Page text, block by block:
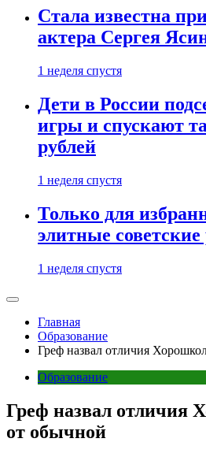
Стала известна
актера Сергея
1 неделя спустя
Дети в России
игры и спускают
рублей
1 неделя спустя
Только для
элитные
1 неделя спустя
Главная
Образование
Греф назвал отличия
Образование
Греф назвал отличия
от обычной